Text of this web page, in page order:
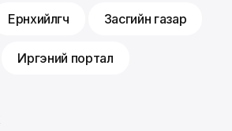
Ерөнхийлөгч Засгийн газар
Иргэний портал